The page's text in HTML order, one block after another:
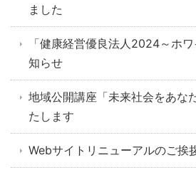
ました
「健康経営優良法人2024～ホ
知らせ
地域公開講座「未来社会をあな
たします
Webサイトリニューアルのご挨